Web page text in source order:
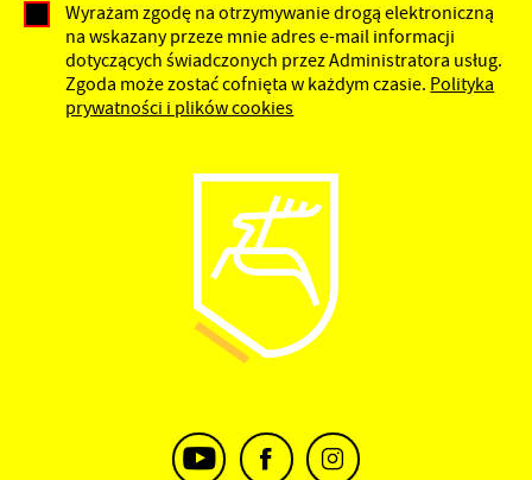
Wyrażam zgodę na otrzymywanie drogą elektroniczną
na wskazany przeze mnie adres e-mail informacji
dotyczących świadczonych przez Administratora usług.
Zgoda może zostać cofnięta w każdym czasie. Polityka
prywatności i plików cookies